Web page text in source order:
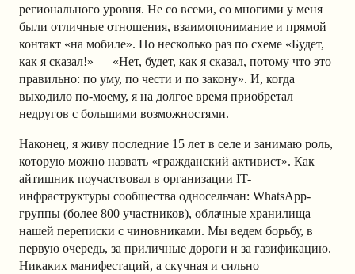
регионального уровня. Не со всеми, со многими у меня
были отличные отношения, взаимопонимание и прямой
контакт «на мобиле». Но несколько раз по схеме «Будет,
как я сказал!» — «Нет, будет, как я сказал, потому что это
правильно: по уму, по чести и по закону». И, когда
выходило по-моему, я на долгое время приобретал
недругов с большими возможностями.
Наконец, я живу последние 15 лет в селе и занимаю роль,
которую можно назвать «гражданский активист». Как
айтишник поучаствовал в организации IT-
инфраструктуры сообщества односельчан: WhatsApp-
группы (более 800 участников), облачные хранилища
нашей переписки с чиновниками. Мы ведем борьбу, в
первую очередь, за приличные дороги и за газификацию.
Никаких манифестаций, а скучная и сильно